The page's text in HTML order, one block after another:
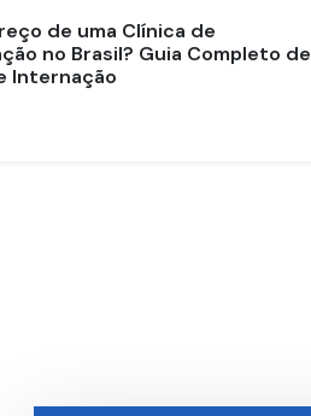
de uma Clínica de
no Brasil? Guia Completo de
Internação